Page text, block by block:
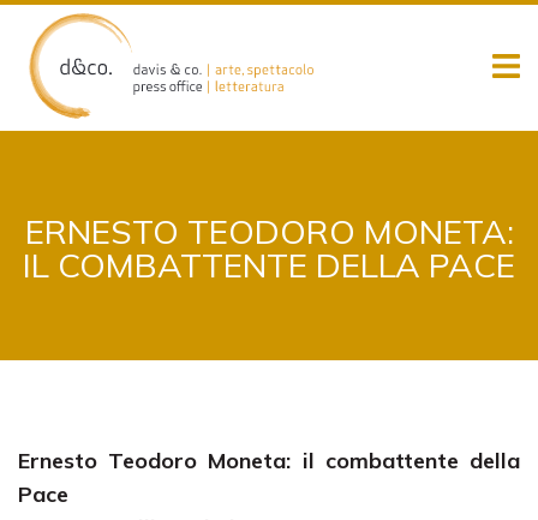
content
ERNESTO TEODORO MONETA:
IL COMBATTENTE DELLA PACE
Ernesto Teodoro Moneta: il combattente della
Pace